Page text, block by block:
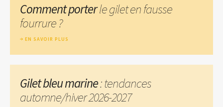
Comment porterle gilet en fausse
fourrure ?
EN SAVOIR PLUS
Gilet bleu marine: tendances
automne/hiver 2026-2027